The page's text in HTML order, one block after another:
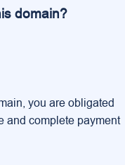
domain?
you are obligated
and complete payment